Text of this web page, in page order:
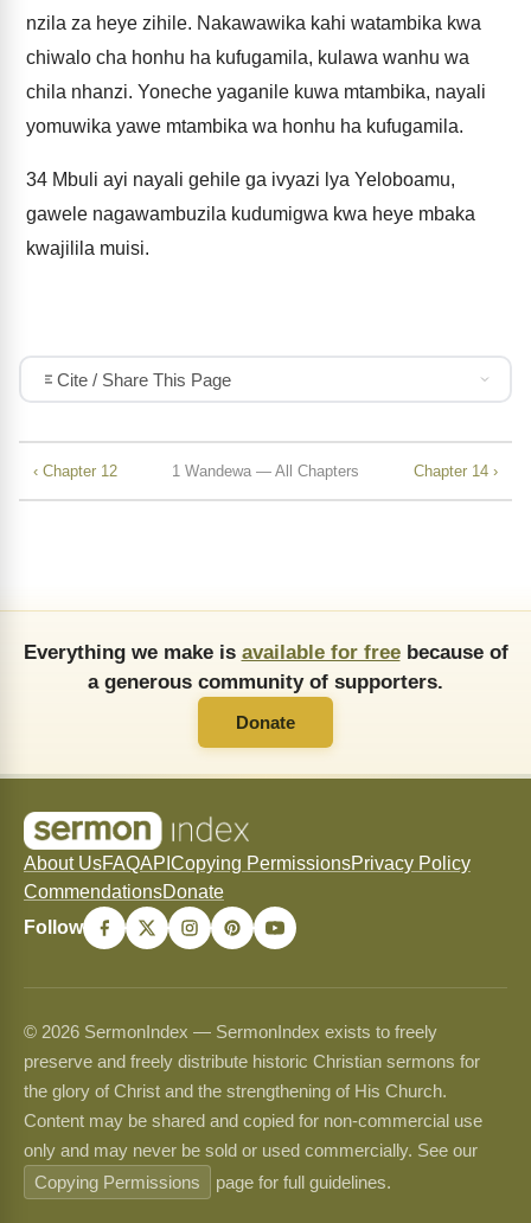
nzila za heye zihile. Nakawawika kahi watambika kwa
chiwalo cha honhu ha kufugamila, kulawa wanhu wa
chila nhanzi. Yoneche yaganile kuwa mtambika, nayali
yomuwika yawe mtambika wa honhu ha kufugamila.
34 Mbuli ayi nayali gehile ga ivyazi lya Yeloboamu,
gawele nagawambuzila kudumigwa kwa heye mbaka
kwajilila muisi.
Cite / Share This Page
‹ Chapter 12 1 Wandewa — All Chapters Chapter 14 ›
Everything we make is available for freebecause of
a generous community of supporters.
Donate
About UsFAQAPI Copying PermissionsPrivacy Policy
CommendationsDonate
Follow
© 2026 SermonIndex — SermonIndex exists to freely
preserve and freely distribute historic Christian sermons for
the glory of Christ and the strengthening of His Church.
Content may be shared and copied for non-commercial use
only and may never be sold or used commercially. See our
Copying Permissions
page for full guidelines.